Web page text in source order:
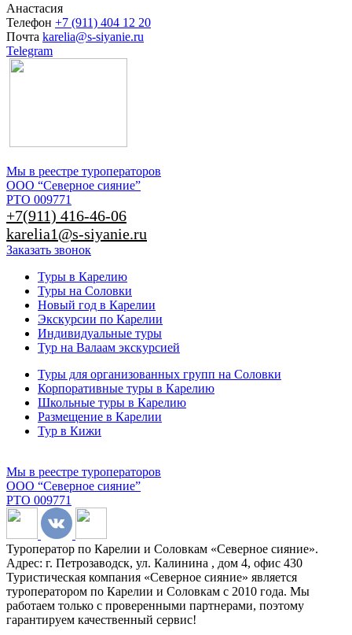
Анастасия
Телефон +7 (911) 404 12 20
Почта karelia@s-siyanie.ru
Telegram
Мы в реестре туроператоров
ООО “Северное сияние”
РТО 009771
+7(911) 416-46-06
karelia1@s-siyanie.ru
Заказать звонок
Туры в Карелию
Туры на Соловки
Новый год в Карелии
Экскурсии по Карелии
Индивидуальные туры
Тур на Валаам экскурсией
Туры для организованных групп на Соловки
Корпоративные туры в Карелию
Школьные туры в Карелию
Размещение в Карелии
Тур в Кижи
Мы в реестре туроператоров
ООО “Северное сияние”
РТО 009771
Туроператор по Карелии и Соловкам «Северное сияние».
Адрес: г. Петрозаводск, ул. Калинина , дом 4, офис 430
Туристическая компания «Северное сияние» является
туроператором по Карелии и Соловкам с 2010 года. Мы
работаем только с проверенными партнерами, поэтому
гарантируем качественный сервис!